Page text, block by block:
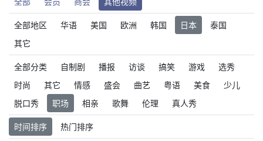
全部地区 华语 美国 欧洲 韩国 日本
泰国
其它
全部分类 自制剧 播报 访谈 搞笑 游戏
选秀
时尚
其它 情感 盛会 曲艺 粤语 美食
少儿
脱口秀
职场 相亲 歌舞 伦理 真人秀
时间排序 热门排序